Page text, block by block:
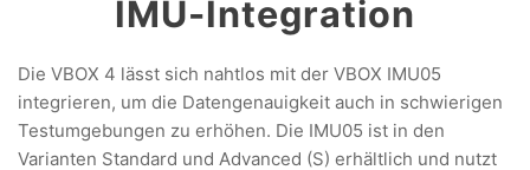
IMU-Integration
Die VBOX 4 lässt sich nahtlos mit der VBOX IMU05
integrieren, um die Datengenauigkeit auch in schwierigen
Testumgebungen zu erhöhen. Die IMU05 ist in den
Varianten Standard und Advanced (S) erhältlich und nutzt